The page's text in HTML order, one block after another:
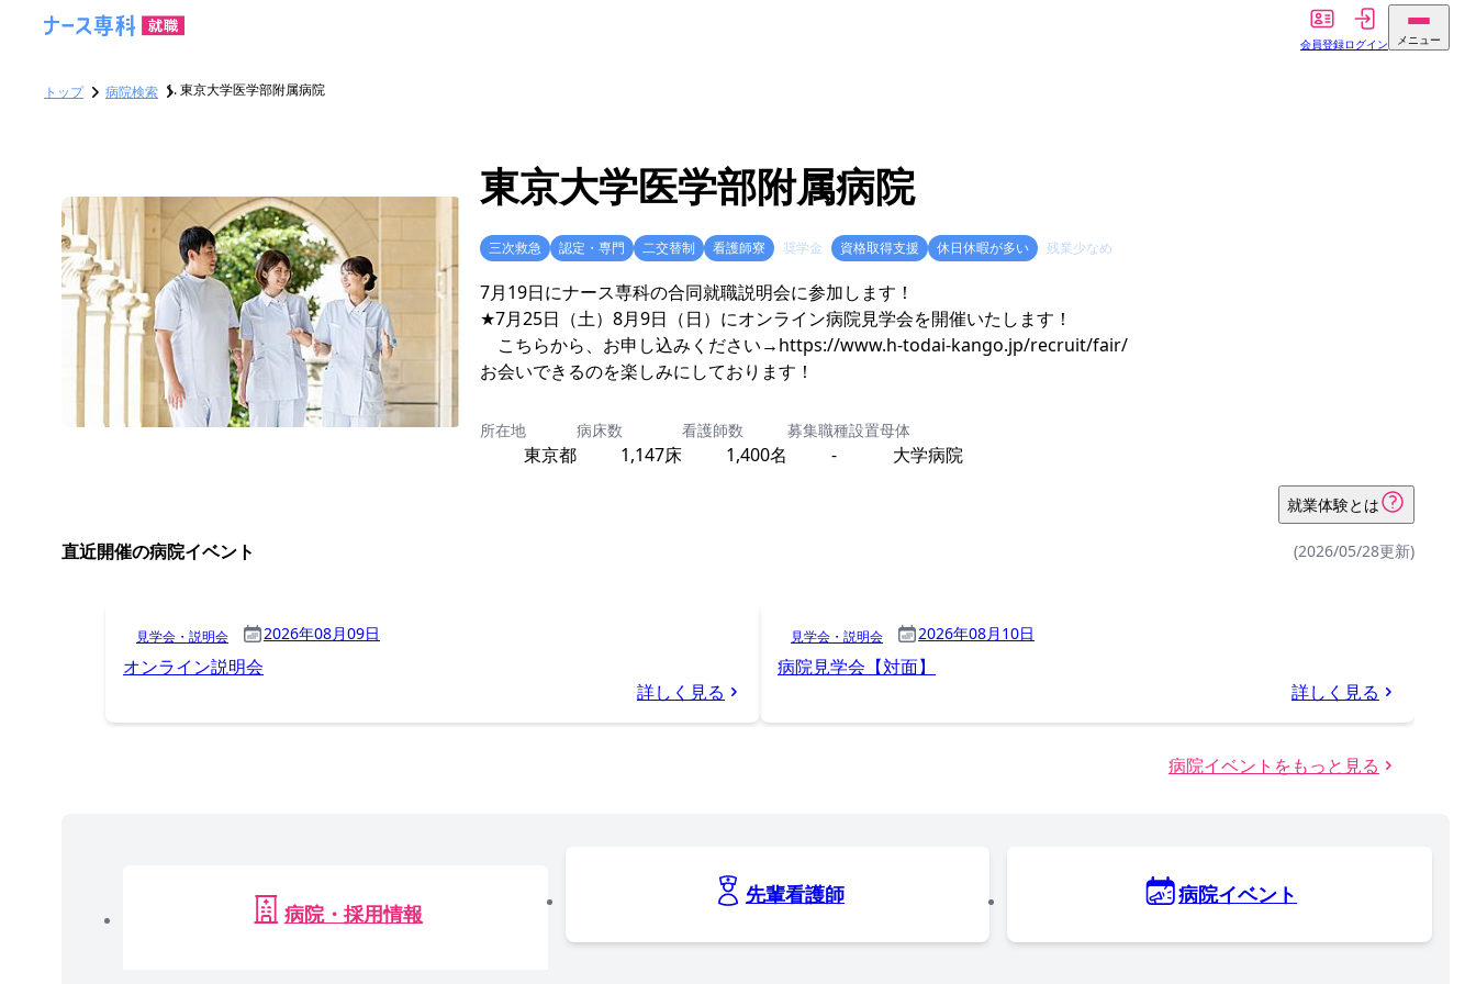
会員登録ログイン メニュー
トップ 病院検索 東京大学医学部附属病院
東京大学医学部附属病院
三次救急 認定・専門 二交替制 看護師寮 奨学金 資格取得支援 休日休暇が多い 残業少なめ
7月19日にナース専科の合同就職説明会に参加します！
★7月25日（土）8月9日（日）にオンライン病院見学会を開催いたします！
こちらから、お申し込みください→https://www.h-todai-kango.jp/recruit/fair/
お会いできるのを楽しみにしております！
所在地
東京都
病床数
1,147床
看護師数
1,400名
募集職種
-
設置母体
大学病院
就業体験とは
直近開催の病院イベント (2026/05/28更新)
見学会・説明会 2026年08月09日
オンライン説明会
詳しく見る
見学会・説明会 2026年08月10日
病院見学会【対面】
詳しく見る
病院イベントをもっと見る
病院・採用情報
先輩看護師 病院イベント